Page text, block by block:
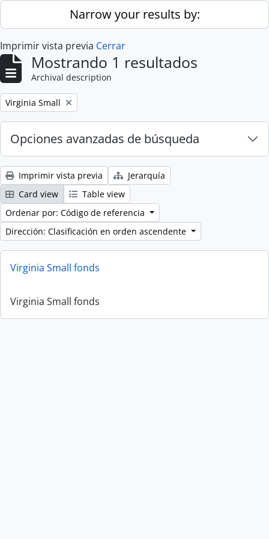
Skip to main contentNarrow your results by:
Imprimir vista previa Cerrar
Mostrando 1 resultados
Archival description
Remove filter:
Virginia Small
Opciones avanzadas de búsqueda
Imprimir vista previa
Jerarquía
Card view
Table view
Ordenar por: Código de referencia
Dirección: Clasificación en orden ascendente
Virginia Small fonds
Virginia Small fonds